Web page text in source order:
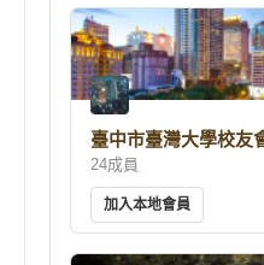
臺中市臺灣大學校友
24成員
加入本地會員